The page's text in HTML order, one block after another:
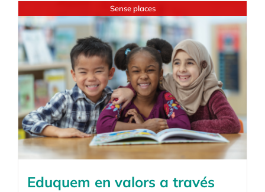
Sense places
Eduquem en valors a través